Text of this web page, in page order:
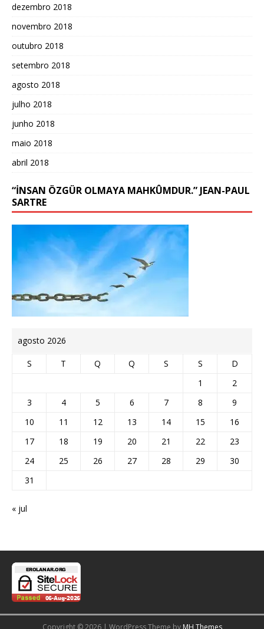
dezembro 2018
novembro 2018
outubro 2018
setembro 2018
agosto 2018
julho 2018
junho 2018
maio 2018
abril 2018
“İNSAN ÖZGÜR OLMAYA MAHKÛMDUR.” JEAN-PAUL
SARTRE
agosto 2026
S T Q Q S S
D
1
2
3
4 5 6 7 8
9
10
11 12 13 14 15
16
17
18 19 20 21 22
23
24
25 26 27 28 29
30
31
« jul
Copyright © 2026 | WordPress Theme by MH Themes